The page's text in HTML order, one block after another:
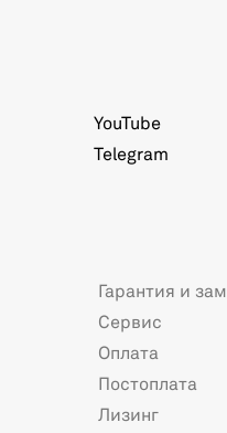
YouTube
Telegram
Гарантия и
Сервис
Оплата
Постоплата
Лизинг